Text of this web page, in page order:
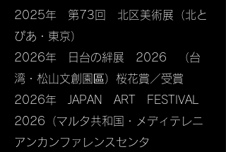
2025年 第73回 北区美術展（北と
ぴあ・東京）
2026年 日台の絆展 2026 （台
湾・松山文創園區）桜花賞／受賞
2026年 JAPAN ART FESTIVAL
2026（マルタ共和国・メディテレニ
アンカンファレンスセンタ